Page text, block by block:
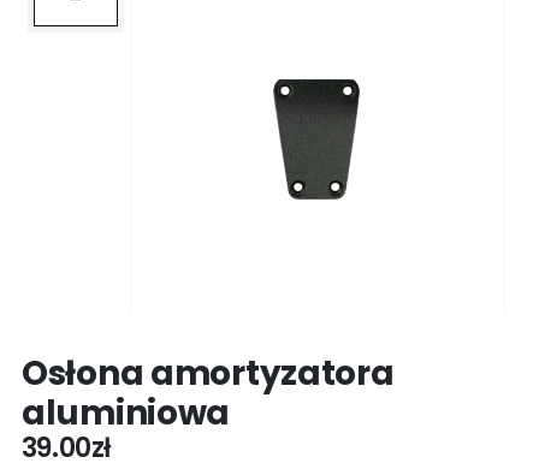
Osłona amortyzatora
aluminiowa
39.00zł